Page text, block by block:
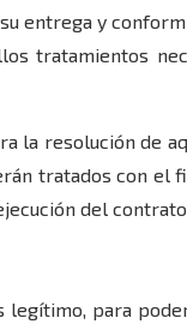
entrega y
tratamientos
la resolución de
tratados con el
del
legítimo, para